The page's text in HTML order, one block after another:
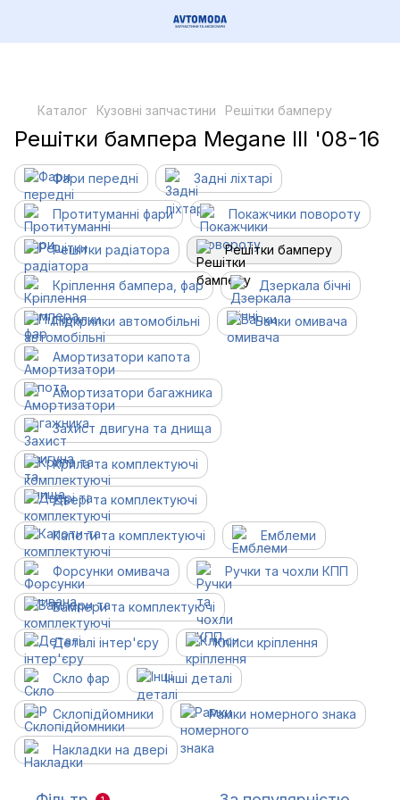
Каталог Кузовні запчастини Решітки бамперу
Решітки бампера Megane III '08-16
Фари передні Задні ліхтарі
Протитуманні фари Покажчики повороту
Решітки радіатора Решітки бамперу
Кріплення бампера, фар Дзеркала бічні
Підкрилки автомобільні Бачки омивача
Амортизатори капота
Амортизатори багажника
Захист двигуна та днища
Крила та комплектуючі
Двері та комплектуючі
Капоти та комплектуючі Емблеми
Форсунки омивача Ручки та чохли КПП
Бампери та комплектуючі
Деталі інтер'єру Кліпси кріплення
Скло фар Інші деталі
Склопідйомники Рамки номерного знака
Накладки на двері